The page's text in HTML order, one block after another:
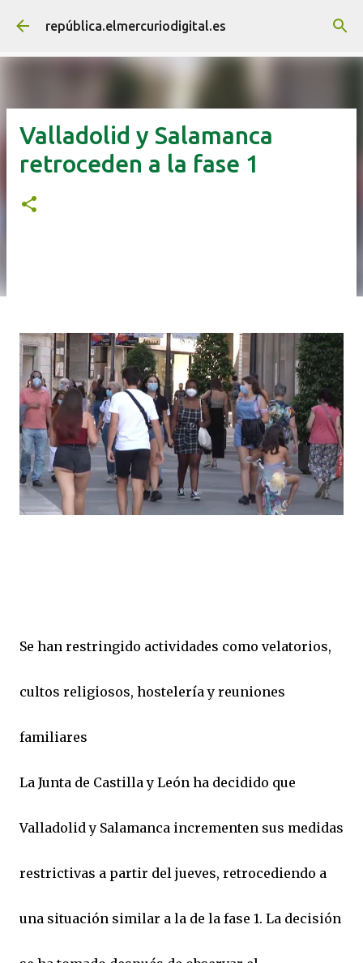
Ir al contenido principal
república.elmercuriodigital.es
Valladolid y Salamanca
retroceden a la fase 1
Se han restringido actividades como velatorios,
cultos religiosos, hostelería y reuniones
familiares
La Junta de Castilla y León ha decidido que
Valladolid y Salamanca incrementen sus medidas
restrictivas a partir del jueves, retrocediendo a
una situación similar a la de la fase 1. La decisión